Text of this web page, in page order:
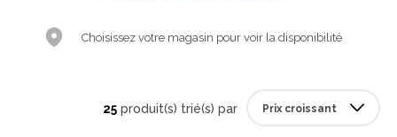
Choisissez votre magasin pour voir la disponibilité
25 produit(s) trié(s) par